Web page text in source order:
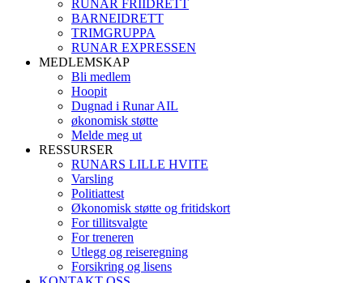
RUNAR FRIIDRETT
BARNEIDRETT
TRIMGRUPPA
RUNAR EXPRESSEN
MEDLEMSKAP
Bli medlem
Hoopit
Dugnad i Runar AIL
økonomisk støtte
Melde meg ut
RESSURSER
RUNARS LILLE HVITE
Varsling
Politiattest
Økonomisk støtte og fritidskort
For tillitsvalgte
For treneren
Utlegg og reiseregning
Forsikring og lisens